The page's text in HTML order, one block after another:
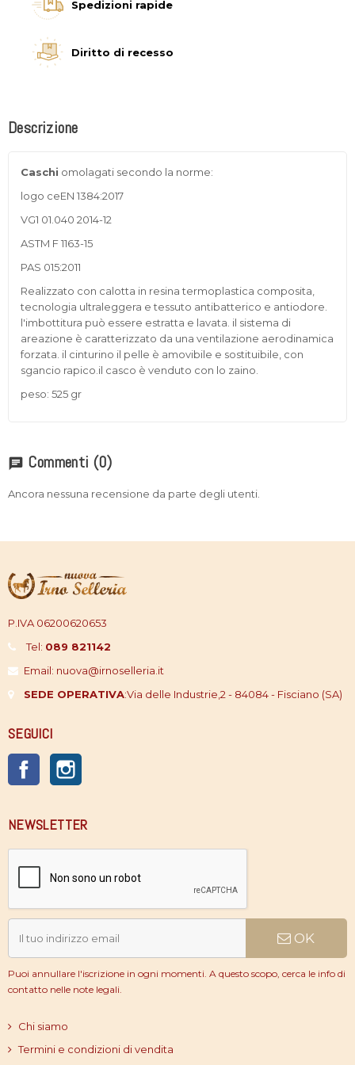
Spedizioni rapide
Diritto di recesso
Descrizione
Caschi omolagati secondo la norme:
logo ceEN 1384:2017
VG1 01.040 2014-12
ASTM F 1163-15
PAS 015:2011
Realizzato con calotta in resina termoplastica composita,
tecnologia ultraleggera e tessuto antibatterico e antiodore.
l'imbottitura può essere estratta e lavata. il sistema di
areazione è caratterizzato da una ventilazione aerodinamica
forzata. il cinturino il pelle è amovibile e sostituibile, con
sgancio rapico.il casco è venduto con lo zaino.
peso: 525 gr
chat Commenti (0)
Ancora nessuna recensione da parte degli utenti.
P.IVA 06200620653
Tel: 089 821142
Email: nuova@irnoselleria.it
SEDE OPERATIVA:Via delle Industrie,2 - 84084 - Fisciano (SA)
SEGUICI
Facebook
NEWSLETTER
OK
Puoi annullare l'iscrizione in ogni momenti. A questo scopo, cerca le info di
contatto nelle note legali.
Chi siamo
Termini e condizioni di vendita